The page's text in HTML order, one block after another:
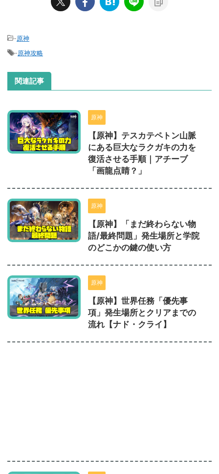
-原神
-原神攻略
関連記事
原神
【原神】テスカテペトン山脈
にある巨大なラクガキの力を
復活させる手順｜アチーブ
「画龍点睛？」
原神
【原神】「まだ終わらない物
語/最終問題」発生場所と学院
のどこかの鍵の使い方
原神
【原神】世界任務「優先事
項」発生場所とクリアまでの
流れ【ナド・クライ】